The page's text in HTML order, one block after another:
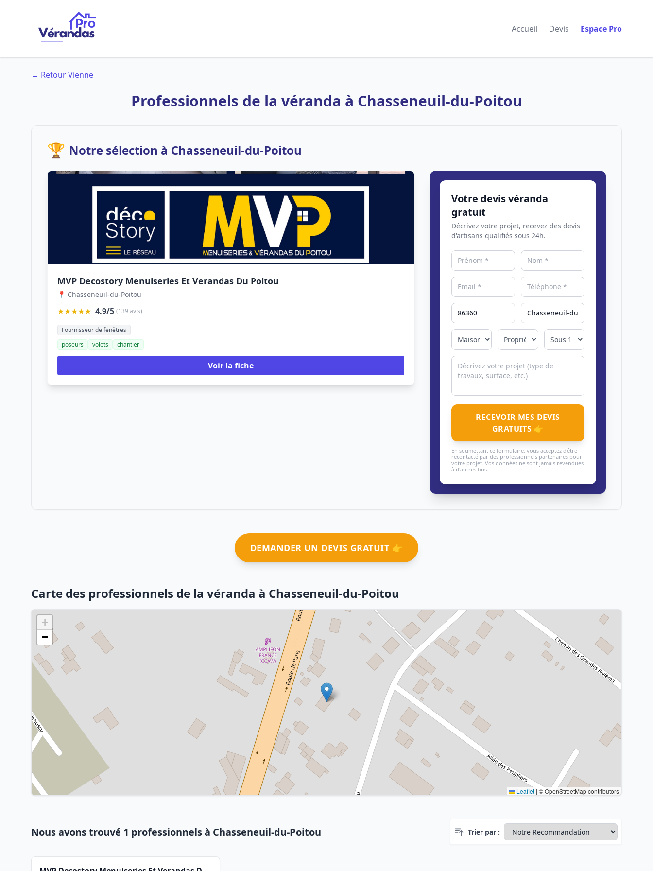
Accueil Devis Espace Pro
← Retour Vienne
Professionnels de la véranda à Chasseneuil-du-Poitou
🏆 Notre sélection à Chasseneuil-du-Poitou
MVP Decostory Menuiseries Et Verandas Du Poitou
📍 Chasseneuil-du-Poitou
★★★★★ 4.9/5 (139 avis)
Fournisseur de fenêtres
poseurs
volets chantier
Voir la fiche
Votre devis véranda
gratuit
Décrivez votre projet, recevez des devis
d'artisans qualifiés sous 24h.
RECEVOIR MES DEVIS
GRATUITS 👉
En soumettant ce formulaire, vous acceptez d'être
recontacté par des professionnels partenaires pour
votre projet. Vos données ne sont jamais revendues
à d'autres fins.
DEMANDER UN DEVIS GRATUIT 👉
Carte des professionnels de la véranda à Chasseneuil-du-Poitou
+
−
Leaflet | © OpenStreetMap contributors
Nous avons trouvé 1 professionnels à Chasseneuil-du-Poitou Trier par :